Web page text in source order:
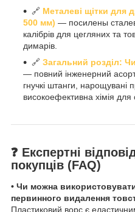
🔗 Металеві щітки для
500 мм) — посилены
калібрів для цегляних та
димарів.
🔗 Загальний розділ:
— повний інженерний
гнучкі штанги, нарощувані
високоефективна хімія
❓ Експертні
покупців (FAQ)
• Чи можна
первинного видалення
Пластиковий ворс є